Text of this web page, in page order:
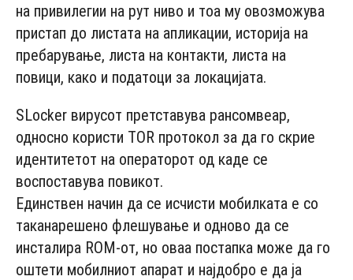
на привилегии на рут ниво и тоа му овозможува
пристап до листата на апликации, историја на
пребарување, листа на контакти, листа на
повици, како и податоци за локацијата.
SLocker вирусот претставува рансомвеар,
односно користи TOR протокол за да го скрие
идентитетот на операторот од каде се
воспоставува повикот.
Единствен начин да се исчисти мобилката е со
таканарешено флешување и одново да се
инсталира ROM-от, но оваа постапка може да го
оштети мобилниот апарат и најдобро е да ја